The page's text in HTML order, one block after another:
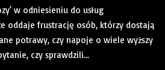
w odniesieniu do usług
oddaje frustrację osób, którzy dostają
potrawy, czy napoje o wiele wyższy
czy sprawdzili...